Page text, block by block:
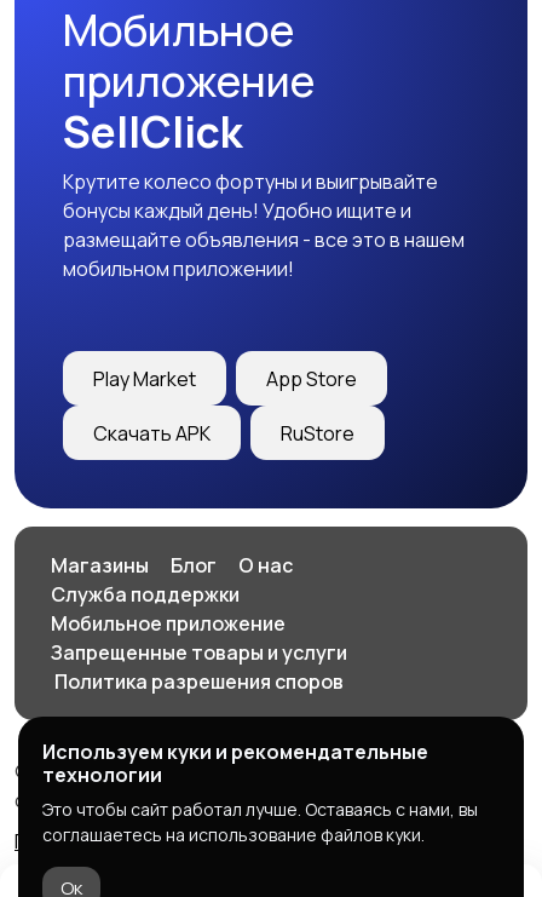
Мобильное
приложение
SellClick
Крутите колесо фортуны и выигрывайте
бонусы каждый день! Удобно ищите и
размещайте объявления - все это в нашем
мобильном приложении!
Play Market App Store
Скачать APK RuStore
Магазины Блог
О нас
Служба поддержки
Мобильное приложение
Запрещенные товары и услуги
️ Политика разрешения споров
© 2026 SellClick - доска частных и коммерческих
объявлений
Правила сервиса
Политика конфиденциальности
Используем куки и рекомендательные
технологии
Это чтобы сайт работал лучше. Оставаясь с нами, вы
соглашаетесь на использование файлов куки.
Ок